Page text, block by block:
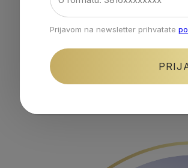
Šta kaže
nauka?
Prijavom na newsletter prihvatate